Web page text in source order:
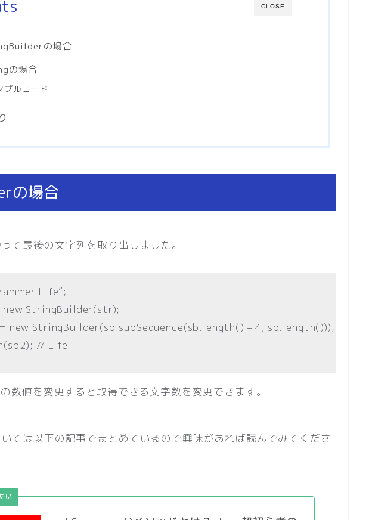
CLOSE
の場合
の場合
プルコード
の場合
て最後の文字列を取り出しました。
Life”;
StringBuilder(str);
new StringBuilder(sb.subSequence(sb.length() – 4, sb.length()));
// Life
数値を変更すると取得できる文字数を変更できます。
ては以下の記事でまとめているので興味があれば読んでみてくださ